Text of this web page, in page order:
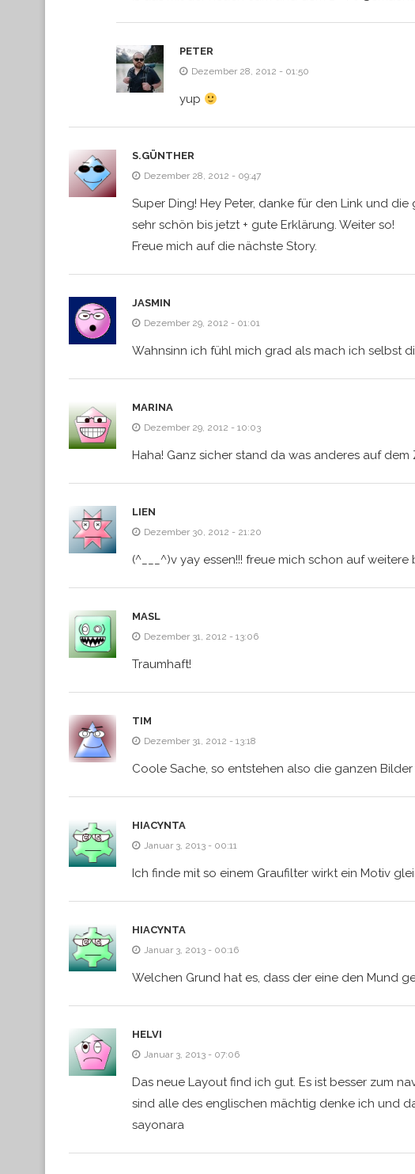
PETER
Dezember 28, 2012 - 01:50
yup
S.GÜNTHER
Dezember 28, 2012 - 09:47
Super Ding! Hey Peter, danke für den Link und
sehr schön bis jetzt + gute Erklärung. Weiter so!
Freue mich auf die nächste Story.
JASMIN
Dezember 29, 2012 - 01:01
Wahnsinn ich fühl mich grad als mach ich selbst
MARINA
Dezember 29, 2012 - 10:03
Haha! Ganz sicher stand da was anderes auf
LIEN
Dezember 30, 2012 - 21:20
(^___^)v yay essen!!! freue mich schon auf
MASL
Dezember 31, 2012 - 13:06
Traumhaft!
TIM
Dezember 31, 2012 - 13:18
Coole Sache, so entstehen also die ganzen
HIACYNTA
Januar 3, 2013 - 00:11
Ich finde mit so einem Graufilter wirkt ein Motiv
HIACYNTA
Januar 3, 2013 - 00:16
Welchen Grund hat es, dass der eine den Mund
HELVI
Januar 3, 2013 - 07:06
Das neue Layout find ich gut. Es ist besser zum
sind alle des englischen mächtig denke ich und
sayonara